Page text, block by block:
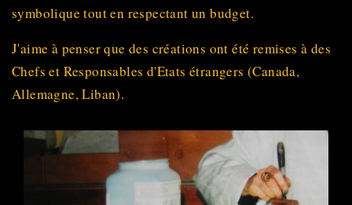
symbolique tout en respectant un budget.
J'aime à penser que des créations ont été remises à des
Chefs et Responsables d'Etats étrangers (Canada,
Allemagne, Liban).